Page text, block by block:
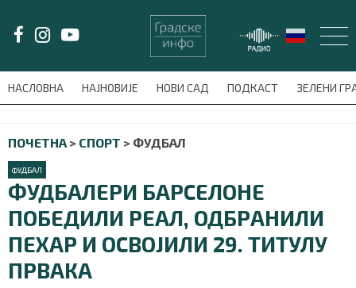
НАСЛОВНА НАЈНОВИЈЕ НОВИ САД ПОДКАСТ ЗЕЛЕНИ
meni'); $this_item = current( wp_filter_object_list(
ПОЧЕТНА > СПОРТ > ФУДБАЛ
ФУДБАЛ
ФУДБАЛЕРИ БАРСЕЛОНЕ
ПОБЕДИЛИ РЕАЛ, ОДБРАНИЛИ
ПЕХАР И ОСВОЈИЛИ 29. ТИТУЛУ
ПРВАКА
LAT/ЋИР
НАСЛОВНА
НАЈНОВИЈЕ
НОВИ САД
ПОДКАСТ